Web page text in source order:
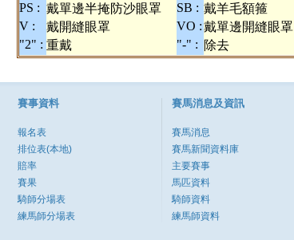
PS : 戴單邊半掩防沙眼罩 SB : 戴羊毛額箍
V :
戴開縫眼罩 VO :戴單邊開縫眼罩
"2" : 重戴 "-" : 除去
賽事資料
報名表
排位表(本地)
賠率
賽果
騎師分場表
練馬師分場表
賽馬消息及資訊
賽馬消息
賽馬新聞資料庫
主要賽事
馬匹資料
騎師資料
練馬師資料